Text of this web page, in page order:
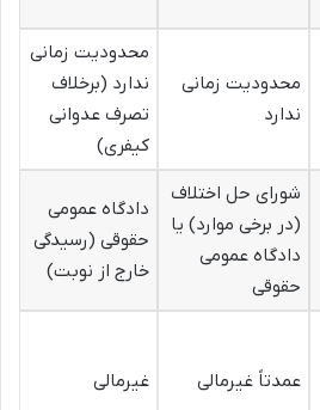
محدودیت زمانی
ندارد
محدودیت زمانی
ندارد (برخلاف
تصرف عدوانی
کیفری)
شورای حل اختلاف
(در برخی موارد) یا
دادگاه عمومی
حقوقی
دادگاه عمومی
حقوقی (رسیدگی
خارج از نوبت)
عمدتاً غیرمالی غیرمالی